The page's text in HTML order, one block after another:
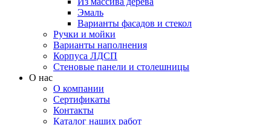
Эмаль
Варианты фасадов и стекол
Ручки и мойки
Варианты наполнения
Корпуса ЛДСП
Стеновые панели и столешницы
О нас
О компании
Сертификаты
Контакты
Каталог наших работ